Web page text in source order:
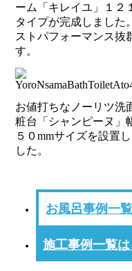
ーム「キレイユ」１２
タイプが完成しました
ストパフォーマンス抜
す。
お値打ちなノーリツ洗
粧台「シャンピーヌ」
５０mmサイズを設置し
した。
お風呂事例一
施工事例一覧